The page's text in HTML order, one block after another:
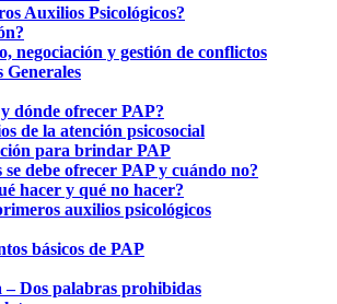
Auxilios Psicológicos?
negociación y gestión de conflictos
Generales
dónde ofrecer PAP?
de la atención psicosocial
para brindar PAP
se debe ofrecer PAP y cuándo no?
hacer y qué no hacer?
auxilios psicológicos
básicos de PAP
– Dos palabras prohibidas